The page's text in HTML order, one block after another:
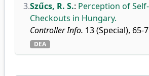
3.Szűcs, R. S.: Perception of
Checkouts in Hungary.
Controller Info. 13 (Special), 65-
DEA